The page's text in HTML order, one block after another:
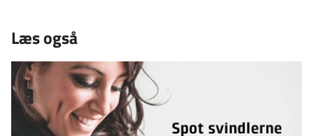
Læs også